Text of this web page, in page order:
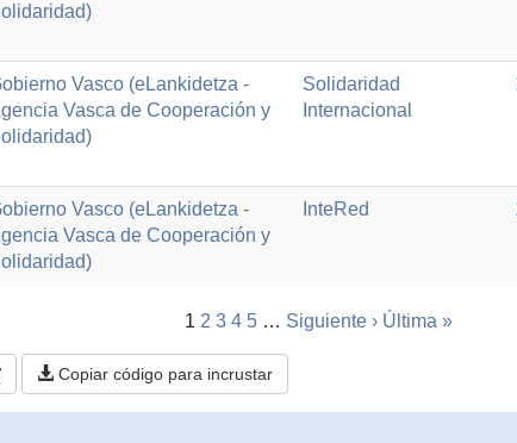
Vasco (eLankidetza -
Vasca de Cooperación y
Solidaridad
Internacional
Vasco (eLankidetza -
Vasca de Cooperación y
InteRed
1 2 3 4 5 … Siguiente › Última »
Copiar código para incrustar